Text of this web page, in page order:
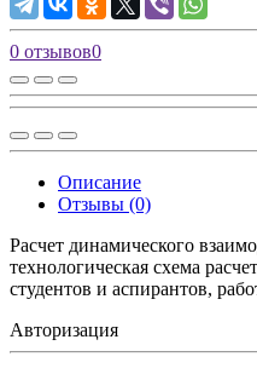
0 отзывов0
Описание
Отзывы (0)
Расчет динамического
технологическая схема
студентов и аспирантов,
Авторизация